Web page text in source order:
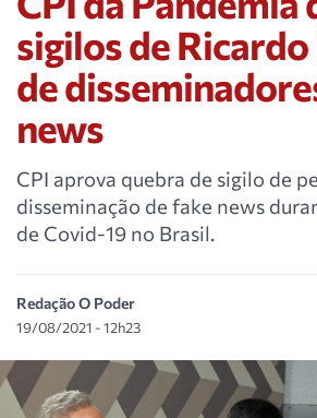
sigilos de
de
news
CPI aprova quebra de sigilo de
disseminação de fake news
de Covid-19 no Brasil.
Redação O Poder
19/08/2021 - 12h23